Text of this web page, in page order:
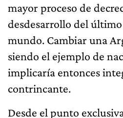
mayor proceso de
desdesarrollo del
mundo. Cambiar una
siendo el ejemplo de
implicaría entonces
contrincante.
Desde el punto